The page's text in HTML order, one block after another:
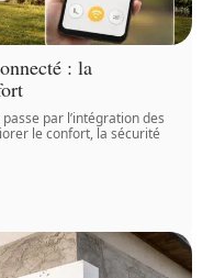
: la
par l’intégration des
le confort, la sécurité